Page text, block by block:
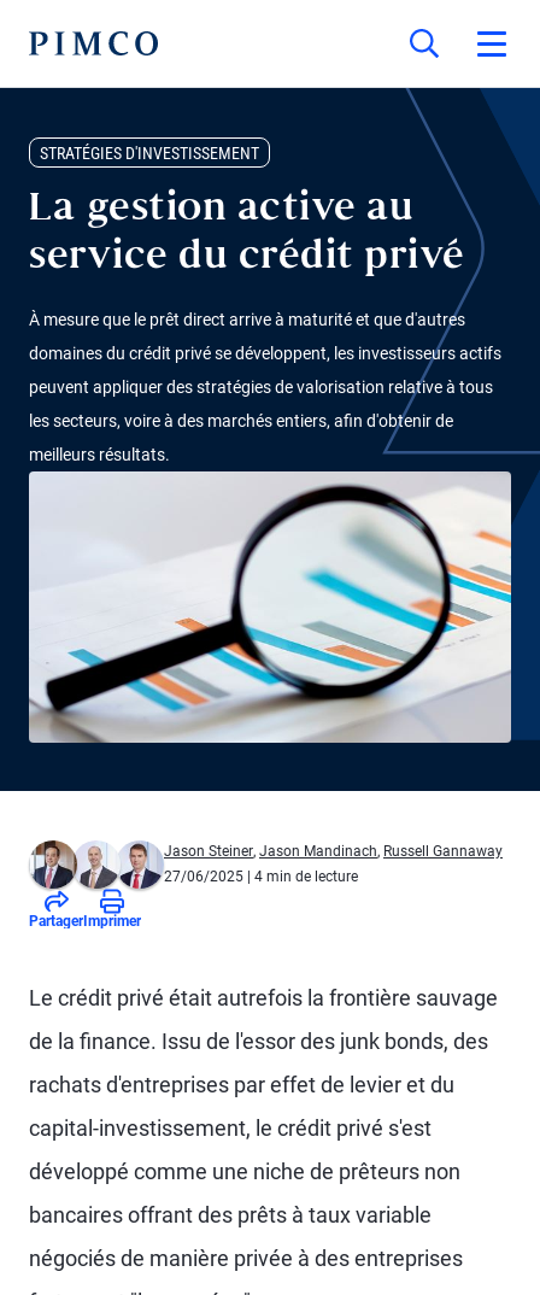
STRATÉGIES D'INVESTISSEMENT
La gestion active au
service du crédit privé
À mesure que le prêt direct arrive à maturité et que d'autres
domaines du crédit privé se développent, les investisseurs actifs
peuvent appliquer des stratégies de valorisation relative à tous
les secteurs, voire à des marchés entiers, afin d'obtenir de
meilleurs résultats.
Jason Steiner, Jason Mandinach, Russell Gannaway
27/06/2025 | 4 min de lecture
Partager Imprimer
Le crédit privé était autrefois la frontière sauvage
de la finance. Issu de l'essor des junk bonds, des
rachats d'entreprises par effet de levier et du
capital-investissement, le crédit privé s'est
développé comme une niche de prêteurs non
bancaires offrant des prêts à taux variable
négociés de manière privée à des entreprises